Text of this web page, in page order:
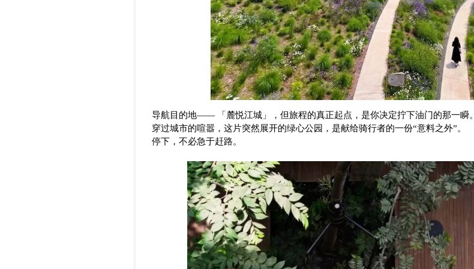
导航目的地—— 「麓悦江城」，但旅程的真正起点，是你决定拧下油门的那一瞬。
穿过城市的喧嚣，这片突然展开的绿心公园 ，是献给骑行者的一份“意料之外”。
停下，不必急于赶路。